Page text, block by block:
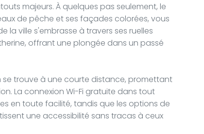
majeurs. À quelques pas seulement, le
de pêche et ses façades colorées, vous
la ville s'embrasse à travers ses ruelles
offrant une plongée dans un passé
se trouve à une courte distance, promettant
La connexion Wi-Fi gratuite dans tout
en toute facilité, tandis que les options de
une accessibilité sans tracas à ceux